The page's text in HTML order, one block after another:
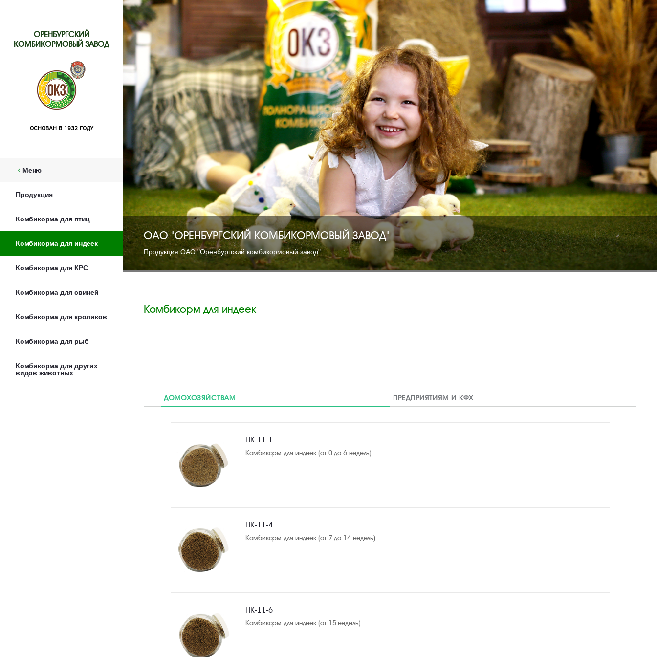
ОРЕНБУРГСКИЙ
КОМБИКОРМОВЫЙ ЗАВОД
ОСНОВАН В 1932 ГОДУ
chevron_left Меню
Продукция
Комбикорма для птиц
Комбикорма для индеек
Комбикорма для КРС
Комбикорма для свиней
Комбикорма для кроликов
Комбикорма для рыб
Комбикорма для других
видов животных
ОАО "ОРЕНБУРГСКИЙ КОМБИКОРМОВЫЙ ЗАВОД"
Продукция ОАО "Оренбургский комбикормовый завод"
Комбикорм для индеек
ДОМОХОЗЯЙСТВАМ ПРЕДПРИЯТИЯМ И КФХ
ПК-11-1
Комбикорм для индеек (от 0 до 6 недель)
ПК-11-4
Комбикорм для индеек (от 7 до 14 недель)
ПК-11-6
Комбикорм для индеек (от 15 недель)